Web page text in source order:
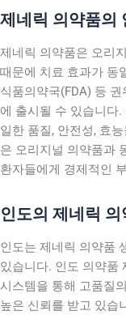
제네릭 의약품의
제네릭 의약품은 오리
때문에 치료 효과가 동
식품의약국(FDA) 등
에 출시될 수 있습니다
일한 품질, 안전성, 효
은 오리지널 의약품과
환자들에게 경제적인
인도의 제네릭
인도는 제네릭 의약품
있습니다. 인도 의약품
시스템을 통해 고품질
높은 신뢰를 받고 있습